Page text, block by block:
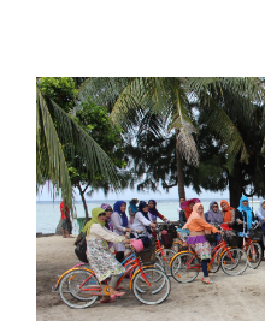
View
Larger
Image